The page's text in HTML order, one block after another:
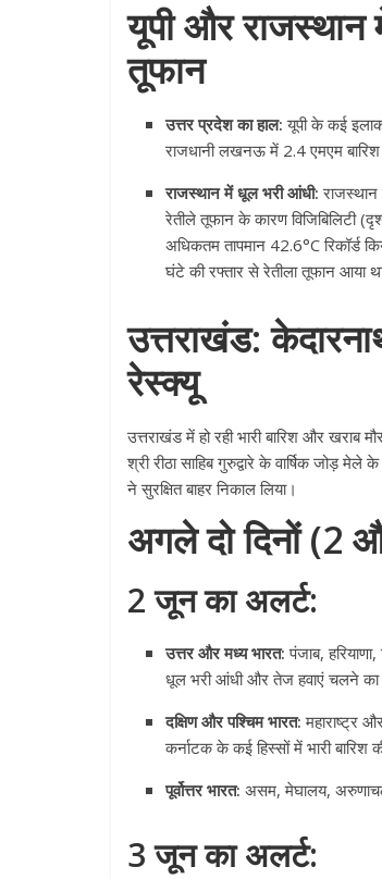
यूपी और राजस्थान
तूफान
उत्तर प्रदेश का हाल: यूपी के कई
राजधानी लखनऊ में 2.4 एमएम
राजस्थान में धूल भरी आंधी:
रेतीले तूफान के कारण विजिबिलिटी
अधिकतम तापमान 42.6°C रिकॉर्ड
घंटे की रफ्तार से रेतीला तूफान आया
उत्तराखंड:
रेस्क्यू
उत्तराखंड में हो रही भारी बारिश और खराब
श्री रीठा साहिब गुरुद्वारे के वार्षिक जोड़
ने सुरक्षित बाहर निकाल लिया।
अगले दो दिनों (2
2 जून का अलर्ट:
उत्तर और मध्य भारत: पंजाब,
धूल भरी आंधी और तेज हवाएं चलने
दक्षिण और पश्चिम भारत: महाराष्ट्र
कर्नाटक के कई हिस्सों में भारी बारिश
पूर्वोत्तर भारत: असम, मेघालय, अरुणाचल
3 जून का अलर्ट: